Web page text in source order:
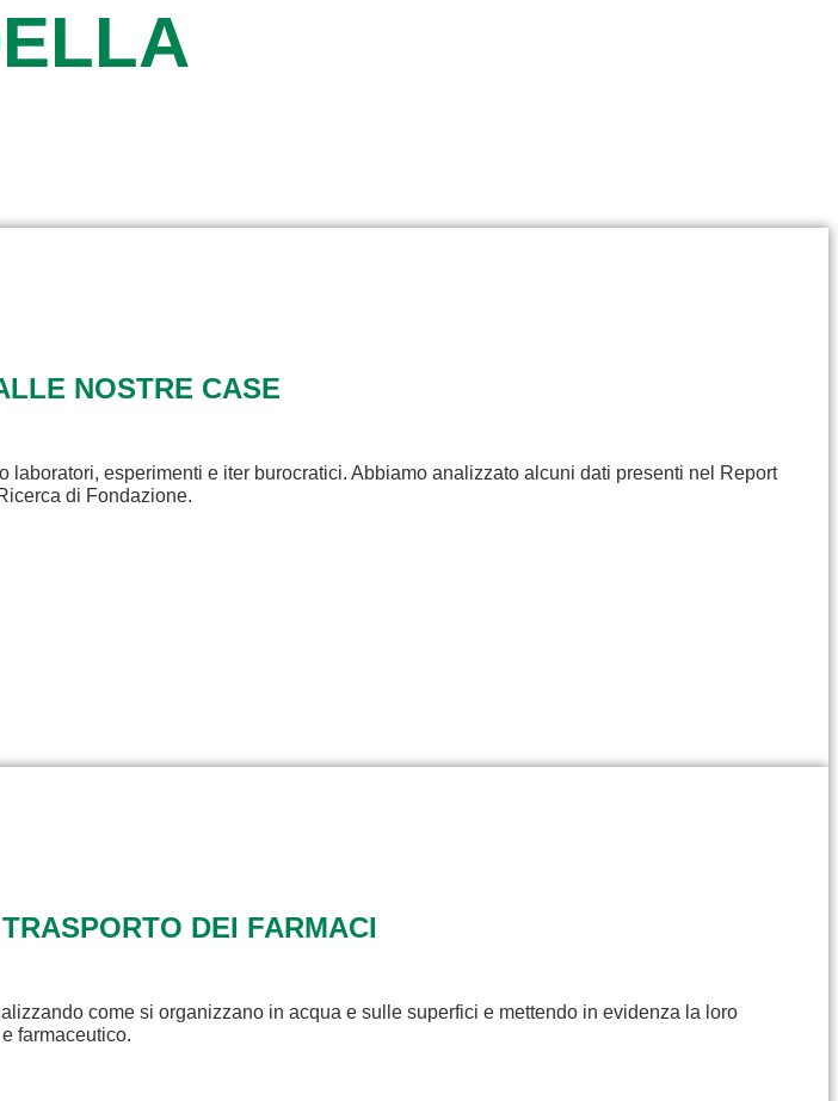
NOSTRE CASE
esperimenti e iter burocratici. Abbiamo analizzato alcuni dati presenti nel Report
di Fondazione.
DEI FARMACI
come si organizzano in acqua e sulle superfici e mettendo in evidenza la loro
farmaceutico.